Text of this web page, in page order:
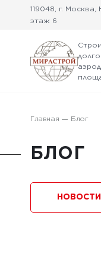
119048, г.
этаж 6
Главная Блог
БЛОГ
НОВОСТИ